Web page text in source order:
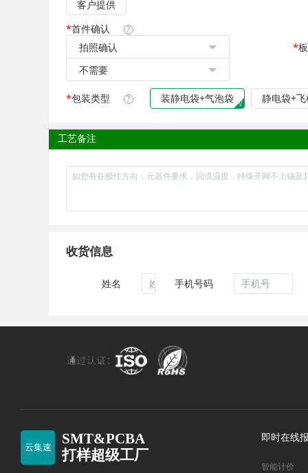
云集速
SMT&PCBA
打样超级工厂
即时在线
智能计价